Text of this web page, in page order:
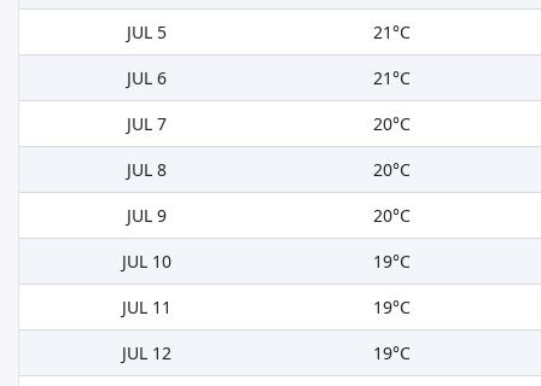
JUL 5
21°C
JUL 6
21°C
JUL 7
20°C
JUL 8
20°C
JUL 9
20°C
JUL 10
19°C
JUL 11
19°C
JUL 12
19°C